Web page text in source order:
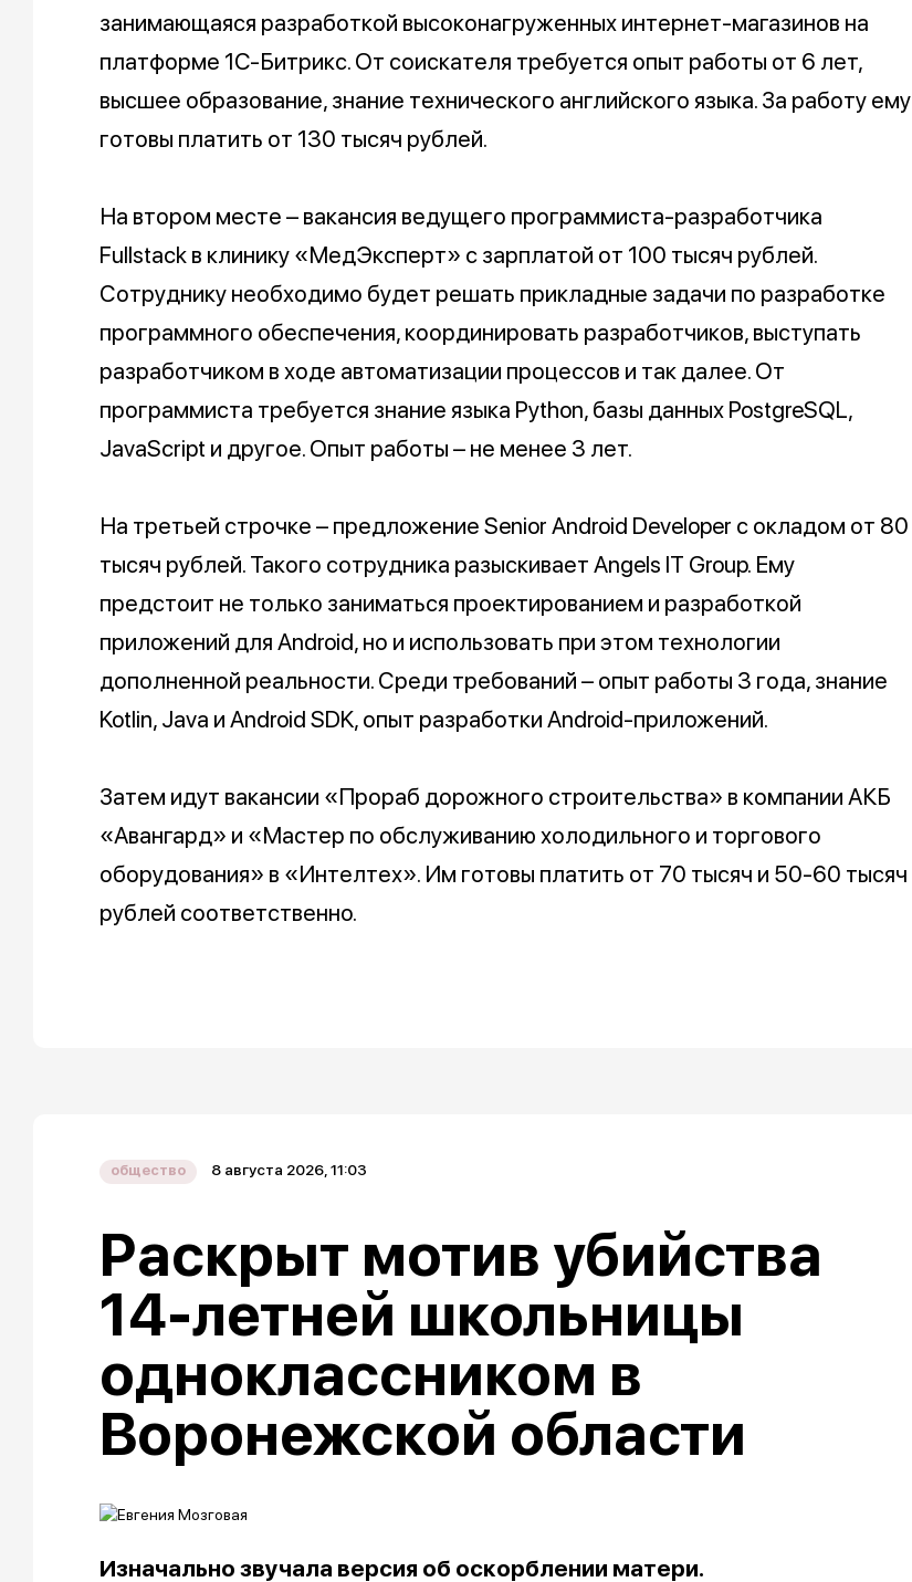
занимающаяся разработкой высоконагруженных интернет-магазинов на
платформе 1С-Битрикс. От соискателя требуется опыт работы от 6 лет,
высшее образование, знание технического английского языка. За работу ему
готовы платить от 130 тысяч рублей.
На втором месте – вакансия ведущего программиста-разработчика
Fullstack в клинику «МедЭксперт» с зарплатой от 100 тысяч рублей.
Сотруднику необходимо будет решать прикладные задачи по разработке
программного обеспечения, координировать разработчиков, выступать
разработчиком в ходе автоматизации процессов и так далее. От
программиста требуется знание языка Python, базы данных PostgreSQL,
JavaScript и другое. Опыт работы – не менее 3 лет.
На третьей строчке – предложение Senior Android Developer с окладом от 80
тысяч рублей. Такого сотрудника разыскивает Angels IT Group. Ему
предстоит не только заниматься проектированием и разработкой
приложений для Android, но и использовать при этом технологии
дополненной реальности. Среди требований – опыт работы 3 года, знание
Kotlin, Java и Android SDK, опыт разработки Android-приложений.
Затем идут вакансии «Прораб дорожного строительства» в компании АКБ
«Авангард» и «Мастер по обслуживанию холодильного и торгового
оборудования» в «Интелтех». Им готовы платить от 70 тысяч и 50-60 тысяч
рублей соответственно.
общество 8 августа 2026, 11:03
Раскрыт мотив убийства
14-летней школьницы
одноклассником в
Воронежской области
Изначально звучала версия об оскорблении матери.